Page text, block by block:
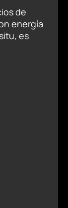
de
energía
es